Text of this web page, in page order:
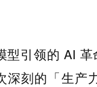
型引领的 AI 革
刻的「生产